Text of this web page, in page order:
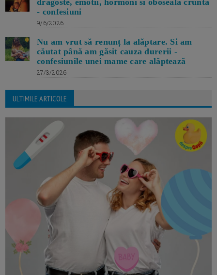
dragoste, emotii, hormoni si oboseala crunta
- confesiuni
9/6/2026
Nu am vrut să renunț la alăptare. Si am
căutat până am găsit cauza durerii -
confesiunile unei mame care alăptează
27/3/2026
ULTIMILE ARTICOLE